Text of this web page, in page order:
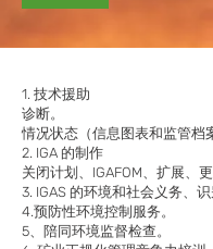
1. 技术援助
诊断。
情况状态（信息图表和监管档
2. IGA 的制作
关闭计划、IGAFOM、扩展、更
3. IGAS 的环境和社会义务、识
4.预防性环境控制服务。
5、陪同环境监督检查。